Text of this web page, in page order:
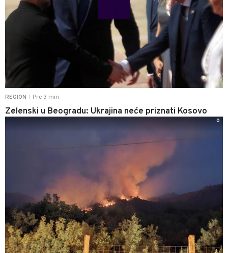
REGION Pre 3 min
Zelenski u Beogradu: Ukrajina neće priznati Kosovo
0